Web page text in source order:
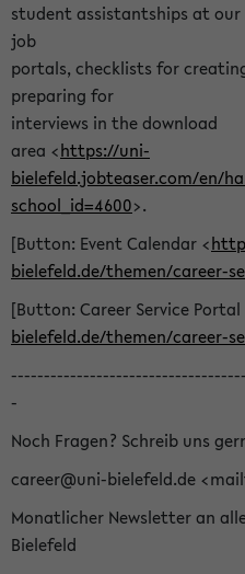
student assistantships at
job
portals, checklists for
preparing for
interviews in the download
area <https://uni-
bielefeld.jobteaser.com/en/
school_id=4600>.
[Button: Event Calendar <
bielefeld.de/themen/career-
[Button: Career Service Portal
bielefeld.de/themen/career-
-
Noch Fragen? Schreib uns
career@uni-bielefeld.de
Monatlicher Newsletter an
Bielefeld